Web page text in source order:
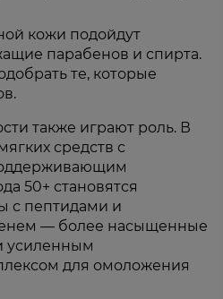
кожи подойдут
парабенов и спирта.
те, которые
также играют роль. В
средств с
50+ становятся
с пептидами и
— более насыщенные
усиленным
для омоложения